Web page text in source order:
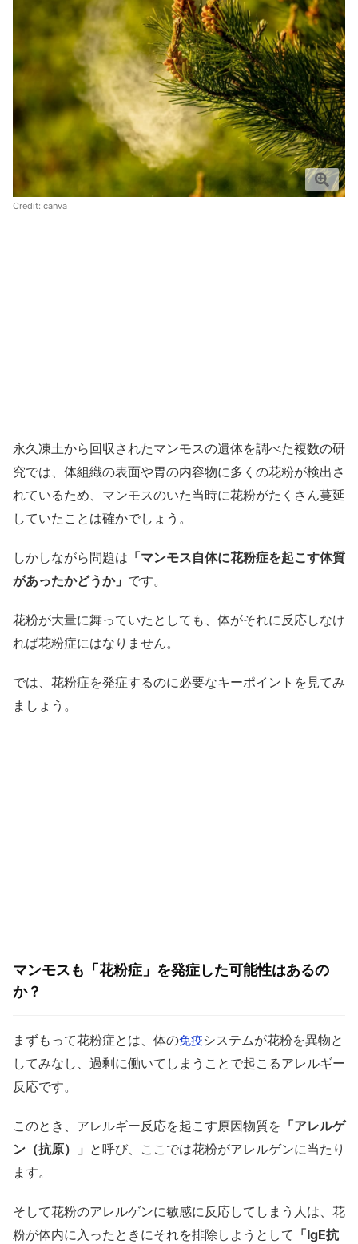
Credit: canva
永久凍土から回収されたマンモスの遺体を調べた複数の研
究では、体組織の表面や胃の内容物に多くの花粉が検出さ
れているため、マンモスのいた当時に花粉がたくさん蔓延
していたことは確かでしょう。
しかしながら問題は 「マンモス自体に花粉症を起こす体質
があったかどうか」 です。
花粉が大量に舞っていたとしても、体がそれに反応しなけ
れば花粉症にはなりません。
では、花粉症を発症するのに必要なキーポイントを見てみ
ましょう。
マンモスも「花粉症」を発症した可能性はあるの
か？
まずもって花粉症とは、体の免疫システムが花粉を異物と
してみなし、過剰に働いてしまうことで起こるアレルギー
反応です。
このとき、アレルギー反応を起こす原因物質を 「アレルゲ
ン（抗原）」 と呼び、ここでは花粉がアレルゲンに当たり
ます。
そして花粉のアレルゲンに敏感に反応してしまう人は、花
粉が体内に入ったときにそれを排除しようとして 「IgE抗